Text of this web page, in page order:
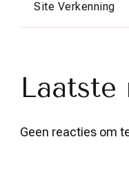
Site Verkenning
Laatste
Geen reacties om